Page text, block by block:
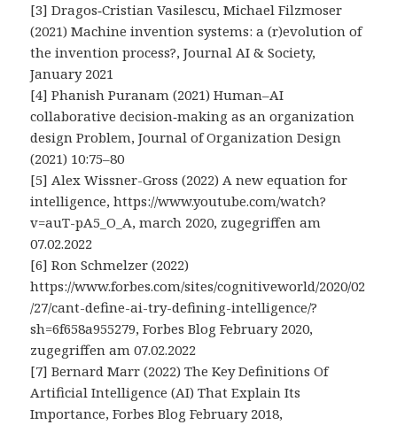
[3] Dragos‑Cristian Vasilescu, Michael Filzmoser
(2021) Machine invention systems: a (r)evolution of
the invention process?, Journal AI & Society,
January 2021
[4] Phanish Puranam (2021) Human–AI
collaborative decision‑making as an organization
design Problem, Journal of Organization Design
(2021) 10:75–80
[5] Alex Wissner-Gross (2022) A new equation for
intelligence, https://www.youtube.com/watch?
v=auT-pA5_O_A, march 2020, zugegriffen am
07.02.2022
[6] Ron Schmelzer (2022)
https://www.forbes.com/sites/cognitiveworld/2020/02
/27/cant-define-ai-try-defining-intelligence/?
sh=6f658a955279, Forbes Blog February 2020,
zugegriffen am 07.02.2022
[7] Bernard Marr (2022) The Key Definitions Of
Artificial Intelligence (AI) That Explain Its
Importance, Forbes Blog February 2018,